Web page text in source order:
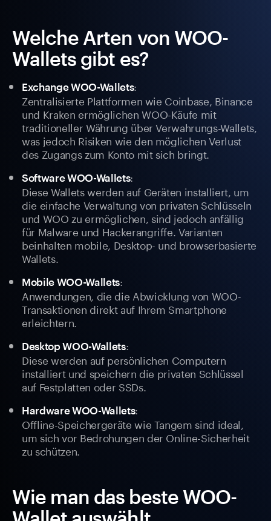
Welche Arten von WOO-
Wallets gibt es?
Exchange WOO-Wallets:
Zentralisierte Plattformen wie Coinbase, Binance
und Kraken ermöglichen WOO-Käufe mit
traditioneller Währung über Verwahrungs-Wallets,
was jedoch Risiken wie den möglichen Verlust
des Zugangs zum Konto mit sich bringt.
Software WOO-Wallets:
Diese Wallets werden auf Geräten installiert, um
die einfache Verwaltung von privaten Schlüsseln
und WOO zu ermöglichen, sind jedoch anfällig
für Malware und Hackerangriffe. Varianten
beinhalten mobile, Desktop- und browserbasierte
Wallets.
Mobile WOO-Wallets:
Anwendungen, die die Abwicklung von WOO-
Transaktionen direkt auf Ihrem Smartphone
erleichtern.
Desktop WOO-Wallets:
Diese werden auf persönlichen Computern
installiert und speichern die privaten Schlüssel
auf Festplatten oder SSDs.
Hardware WOO-Wallets:
Offline-Speichergeräte wie Tangem sind ideal,
um sich vor Bedrohungen der Online-Sicherheit
zu schützen.
Wie man das beste WOO-